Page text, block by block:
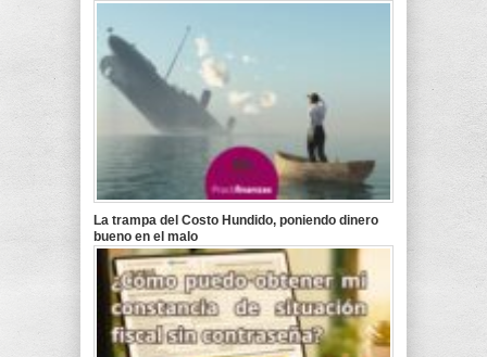
La trampa del Costo Hundido, poniendo dinero
bueno en el malo